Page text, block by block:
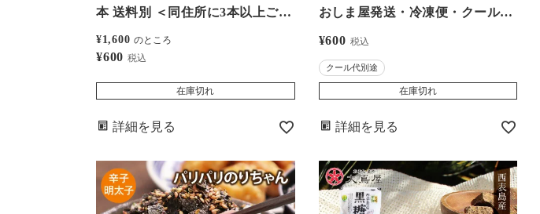
本 送料別 ＜同住所に3本以上ご購
温便と同梱可能
¥1,600 のところ
¥600 税込
在庫切れ
詳細を見る
おしま屋発送・冷凍便・クール代
き
¥600 税込
クール代別途
在庫切れ
詳細を見る